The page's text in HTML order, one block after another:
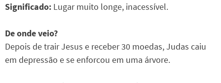
Significado: Lugar muito longe, inacessível.
De onde veio?
Depois de trair Jesus e receber 30 moedas, Judas caiu
em depressão e se enforcou em uma árvore.